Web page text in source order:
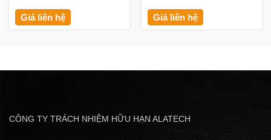
Giá liên hệ Giá liên hệ
CÔNG TY TRÁCH NHIỆM HỮU HẠN ALATECH